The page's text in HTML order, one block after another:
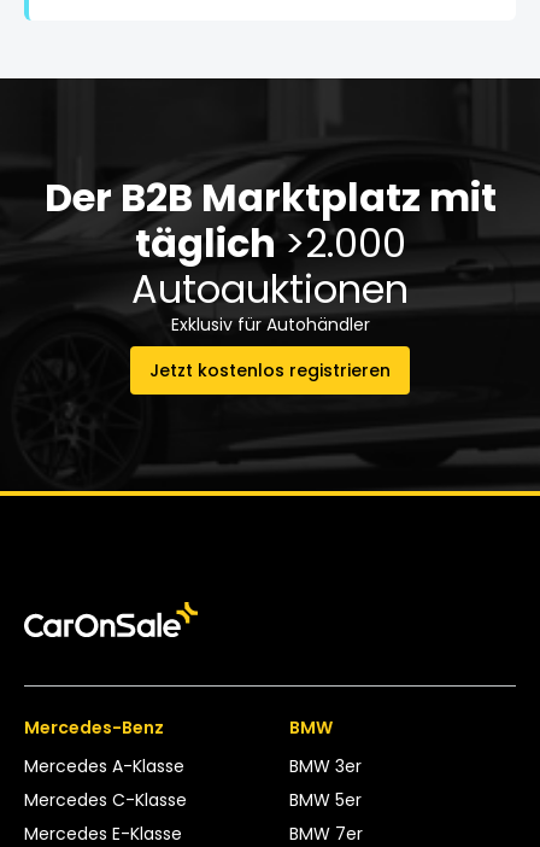
Der B2B Marktplatz mit
täglich >2.000
Autoauktionen
Exklusiv für Autohändler
Jetzt kostenlos registrieren
Mercedes-Benz
Mercedes A-Klasse
Mercedes C-Klasse
Mercedes E-Klasse
BMW
BMW 3er
BMW 5er
BMW 7er